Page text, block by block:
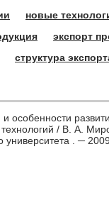
новые
экспорт
структура
особенности
/ В. А.
университета . ─